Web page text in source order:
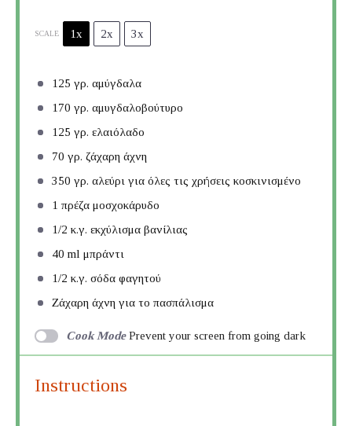
SCALE 1x 2x 3x
125 γρ. αμύγδαλα
170 γρ. αμυγδαλοβούτυρο
125 γρ. ελαιόλαδο
70 γρ. ζάχαρη άχνη
350 γρ. αλεύρι για όλες τις χρήσεις κοσκινισμένο
1 πρέζα μοσχοκάρυδο
1/2 κ.γ. εκχύλισμα βανίλιας
40 ml μπράντι
1/2 κ.γ. σόδα φαγητού
Ζάχαρη άχνη για το πασπάλισμα
Cook Mode Prevent your screen from going dark
Instructions